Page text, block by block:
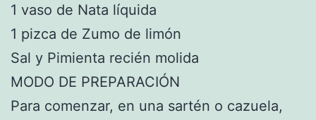
1 vaso de Nata líquida
1 pizca de Zumo de limón
Sal y Pimienta recién molida
MODO DE PREPARACIÓN
Para comenzar, en una sartén o cazuela,